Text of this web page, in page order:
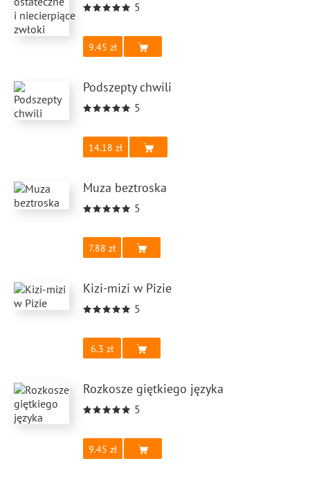
5
9.45
Podszepty chwili
5
14.18
Muza beztroska
5
7.88
Kizi-mizi w Pizie
5
6.3
Rozkosze giętkiego języka
5
9.45